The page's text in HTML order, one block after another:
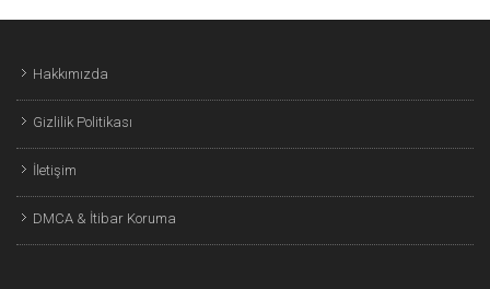
Hakkımızda
Gizlilik Politikası
İletişim
DMCA & İtibar Koruma